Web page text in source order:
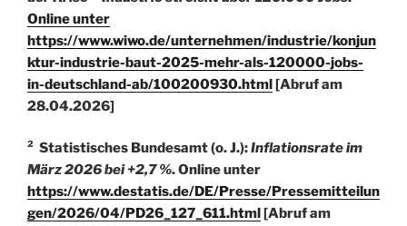
Online unter
https://www.wiwo.de/unternehmen/industrie/konjun
ktur-industrie-baut-2025-mehr-als-120000-jobs-
in-deutschland-ab/100200930.html[Abruf am
28.04.2026]
² Statistisches Bundesamt (o. J.):Inflationsrate im
März 2026 bei +2,7 %. Online unter
https://www.destatis.de/DE/Presse/Pressemitteilun
gen/2026/04/PD26_127_611.html[Abruf am